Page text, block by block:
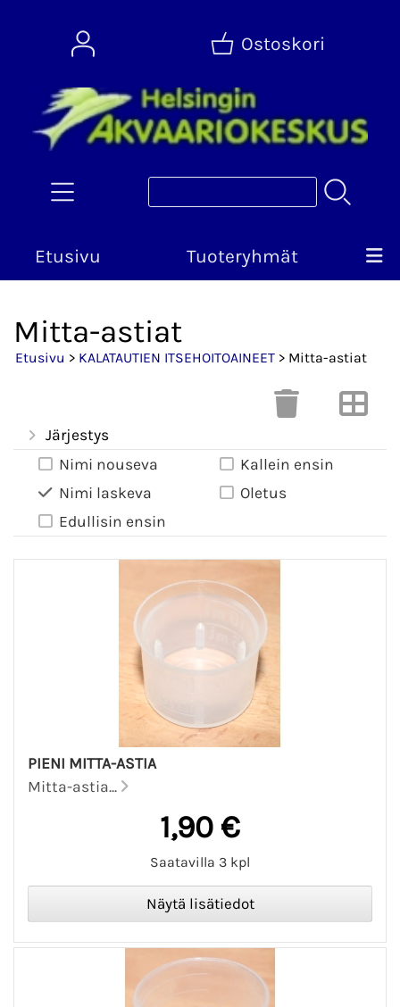
Ostoskori
Etusivu Tuoteryhmät
Mitta-astiat
Etusivu > KALATAUTIEN ITSEHOITOAINEET > Mitta-astiat
Järjestys
Nimi nouseva
Nimi laskeva
Edullisin ensin
Kallein ensin
Oletus
PIENI MITTA-ASTIA
Mitta-astia...
1,90 €
Saatavilla 3 kpl